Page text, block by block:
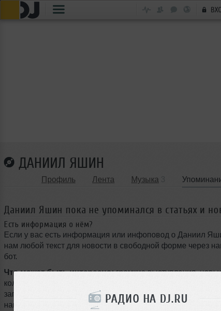
РАДИО НА DJ.RU
ДАНИИЛ ЯШИН
Профиль Лента Музыка
Даниил Яшин пока не упоминался в статьях и
Есть информация о нём?
Если у вас есть информация или инфоповод о Даниил
нам любой текст для новости в свободной форме через
бот.
Что может быть интересно:громкие выступления,
коллаборации, туры, фестивали, подписание контрактов
запуск собственного лейбла, ремиксы, радиошоу, мастер-
награды, смена стиля или любые другие события из мира